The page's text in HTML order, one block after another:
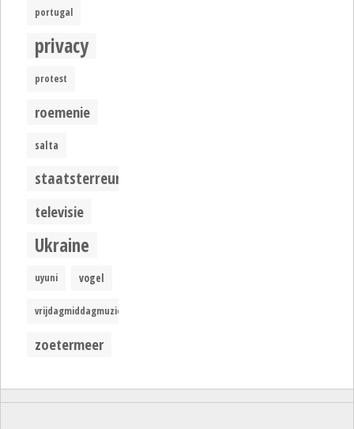
portugal
privacy
protest
roemenie
salta
staatsterreur
televisie
Ukraine
uyuni vogel
vrijdagmiddagmuziek
zoetermeer